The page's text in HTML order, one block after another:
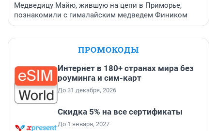
Медведицу Майю, жившую на цепи в Приморье,
познакомили с гималайским медведем Фиником
ПРОМОКОДЫ
Интернет в 180+ странах мира без
роуминга и сим-карт
До 31 декабря, 2026
Скидка 5% на все сертификаты
До 1 января, 2027